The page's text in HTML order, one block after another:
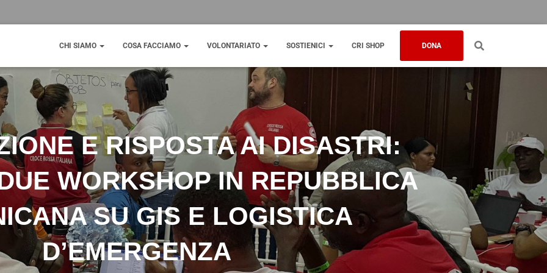
CHI SIAMO COSA FACCIAMO VOLONTARIATO SOSTIENICI CRI SHOP DONA
E RISPOSTA AI DISASTRI:
WORKSHOP IN REPUBBLICA
SU GIS E LOGISTICA
D’EMERGENZA